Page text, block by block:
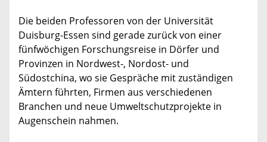
Die beiden Professoren von der Universität
Duisburg-Essen sind gerade zurück von einer
fünfwöchigen Forschungsreise in Dörfer und
Provinzen in Nordwest-, Nordost- und
Südostchina, wo sie Gespräche mit zuständigen
Ämtern führten, Firmen aus verschiedenen
Branchen und neue Umweltschutzprojekte in
Augenschein nahmen.